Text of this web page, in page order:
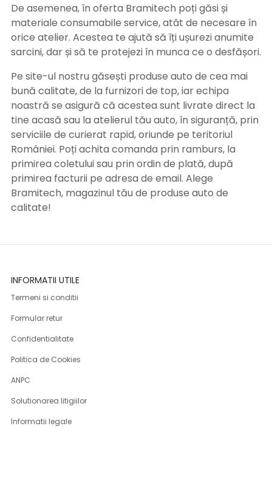
De asemenea, în oferta Bramitech poți găsi și
materiale consumabile service, atât de necesare în
orice atelier. Acestea te ajută să îți ușurezi anumite
sarcini, dar și să te protejezi în munca ce o desfășori.
Pe site-ul nostru găsești produse auto de cea mai
bună calitate, de la furnizori de top, iar echipa
noastră se asigură că acestea sunt livrate direct la
tine acasă sau la atelierul tău auto, în siguranță, prin
serviciile de curierat rapid, oriunde pe teritoriul
României. Poți achita comanda prin ramburs, la
primirea coletului sau prin ordin de plată, după
primirea facturii pe adresa de email. Alege
Bramitech, magazinul tău de produse auto de
calitate!
INFORMATII UTILE
Termeni si conditii
Formular retur
Confidentialitate
Politica de Cookies
ANPC
Solutionarea litigiilor
Informatii legale